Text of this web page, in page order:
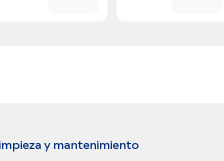
y mantenimiento